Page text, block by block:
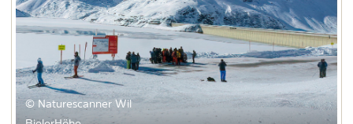
© Naturescanner Wil